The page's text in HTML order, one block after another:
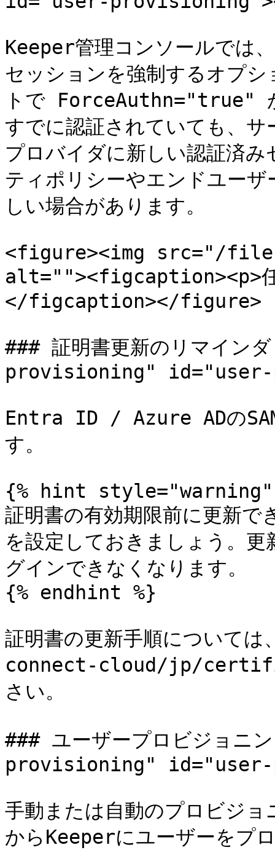
Keeper管理コンソールでは
セッションを強制するオプシ
トで ForceAuthn="true" が
すでに認証されていても、
プロバイダに新しい認証済
ティポリシーやエンドユー
しい場合があります。
<figure><img src="/files/
alt=""><figcaption><p>任
</figcaption></figure>
### 証明書更新のリマイ
provisioning"
Entra ID / Azure ADの
す。
{% hint style="warning"
証明書の有効期限前に更新
を設定しておきましょう。
グインできなくなります。
{% endhint %}
証明書の更新手順について
connect-cloud/jp/
さい。
### ユーザープロビジョ
provisioning"
手動または自動のプロビジ
からKeeperにユーザーをプ